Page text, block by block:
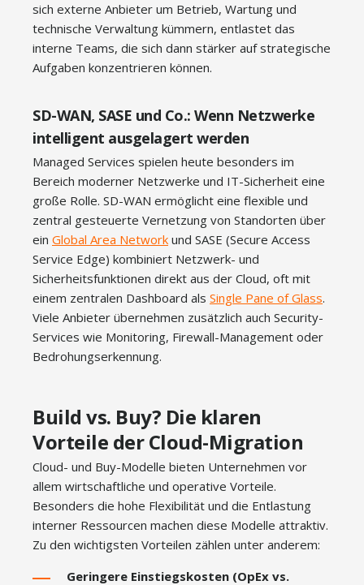
sich externe Anbieter um Betrieb, Wartung und
technische Verwaltung kümmern, entlastet das
interne Teams, die sich dann stärker auf strategische
Aufgaben konzentrieren können.
SD-WAN, SASE und Co.: Wenn Netzwerke
intelligent ausgelagert werden
Managed Services spielen heute besonders im
Bereich moderner Netzwerke und IT-Sicherheit eine
große Rolle. SD-WAN ermöglicht eine flexible und
zentral gesteuerte Vernetzung von Standorten über
ein Global Area Network und SASE (Secure Access
Service Edge) kombiniert Netzwerk- und
Sicherheitsfunktionen direkt aus der Cloud, oft mit
einem zentralen Dashboard als Single Pane of Glass.
Viele Anbieter übernehmen zusätzlich auch Security-
Services wie Monitoring, Firewall-Management oder
Bedrohungserkennung.
Build vs. Buy? Die klaren
Vorteile der Cloud-Migration
Cloud- und Buy-Modelle bieten Unternehmen vor
allem wirtschaftliche und operative Vorteile.
Besonders die hohe Flexibilität und die Entlastung
interner Ressourcen machen diese Modelle attraktiv.
Zu den wichtigsten Vorteilen zählen unter anderem:
Geringere Einstiegskosten (OpEx vs.